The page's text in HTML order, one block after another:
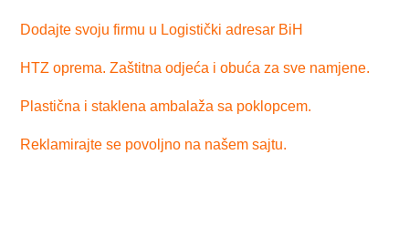
Dodajte svoju firmu u Logistički adresar BiH
HTZ oprema. Zaštitna odjeća i obuća za sve namjene.
Plastična i staklena ambalaža sa poklopcem.
Reklamirajte se povoljno na našem sajtu.